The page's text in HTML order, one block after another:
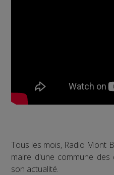
Tous les mois, Radio Mont
maire d'une commune
son actualité.